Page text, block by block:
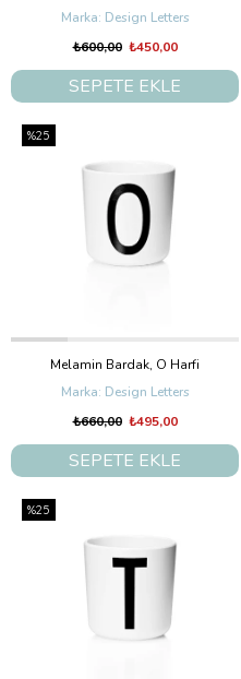
Design Letters
₺450,00
₺600,00
SEPETE EKLE
Melamin Bardak, O Harfi
Design Letters
₺495,00
₺660,00
SEPETE EKLE
%25
%25